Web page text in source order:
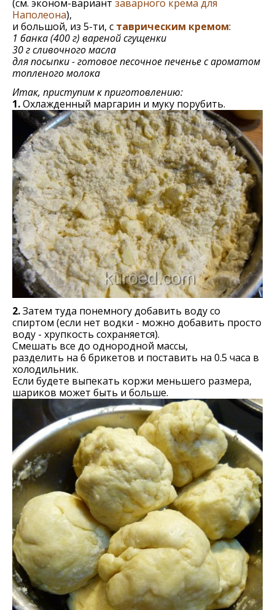
(см. эконом-вариант заварного крема для
Наполеона),
и большой, из 5-ти, с таврическим кремом:
1 банка (400 г) вареной сгущенки
30 г сливочного масла
для посыпки - готовое песочное печенье с ароматом
топленого молока
Итак, приступим к приготовлению:
1.Охлажденный маргарин и муку порубить.
2.Затем туда понемногу добавить воду со
спиртом (если нет водки - можно добавить просто
воду - хрупкость сохраняется).
Смешать все до однородной массы,
разделить на 6 брикетов и поставить на 0.5 часа в
холодильник.
Если будете выпекать коржи меньшего размера,
шариков может быть и больше.